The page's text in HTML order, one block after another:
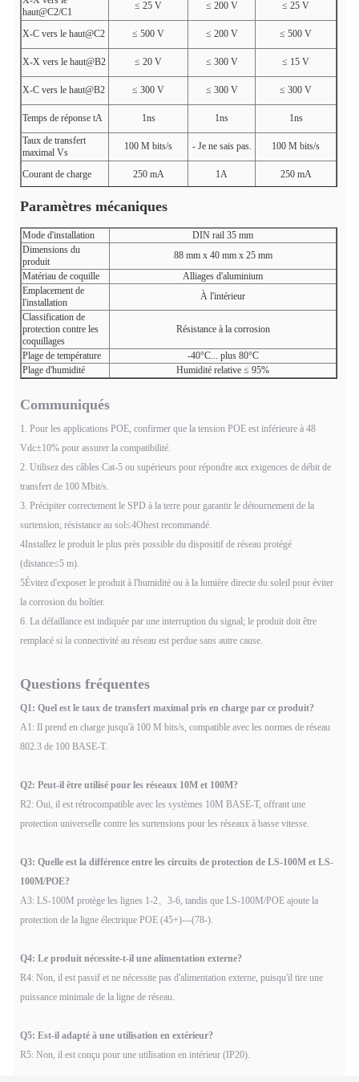
haut@C2/C1
≤ 25 V ≤ 200 V ≤ 25 V
X-C vers le haut@C2 ≤ 500 V ≤ 200 V ≤ 500 V
X-X vers le haut@B2 ≤ 20 V ≤ 300 V ≤ 15 V
X-C vers le haut@B2 ≤ 300 V ≤ 300 V ≤ 300 V
Temps de réponse tA 1ns 1ns
1ns
Taux de transfert
maximal Vs
100 M bits/s - Je ne sais pas. 100 M bits/s
Courant de charge 250 mA 1A 250 mA
Ligne de protection 1 à 2 à 3 à 6
défaillance
Signal interrompu
Paramètres mécaniques
Mode d'installation
DIN rail 35 mm
Dimensions du
produit
88 mm x 40 mm x 25 mm
Matériau de coquille
Alliages d'aluminium
Emplacement de
l'installation
À l'intérieur
Classification de
protection contre les
coquillages
Résistance à la corrosion
Plage de température
-40°C... plus 80°C
Plage d'humidité
Humidité relative ≤ 95%
Communiqués
1. Pour les applications POE, confirmer que la tension POE est inférieure à 48
Vdc±10% pour assurer la compatibilité.
2. Utilisez des câbles Cat-5 ou supérieurs pour répondre aux exigences de débit de
transfert de 100 Mbit/s.
3. Précipiter correctement le SPD à la terre pour garantir le détournement de la
surtension; résistance au sol≤4Ohest recommandé.
4Installez le produit le plus près possible du dispositif de réseau protégé
(distance≤5 m).
5Évitez d'exposer le produit à l'humidité ou à la lumière directe du soleil pour éviter
la corrosion du boîtier.
6. La défaillance est indiquée par une interruption du signal; le produit doit être
remplacé si la connectivité au réseau est perdue sans autre cause.
Questions fréquentes
Q1: Quel est le taux de transfert maximal pris en charge par ce produit?
A1: Il prend en charge jusqu'à 100 M bits/s, compatible avec les normes de réseau
802.3 de 100 BASE-T.
Q2: Peut-il être utilisé pour les réseaux 10M et 100M?
R2: Oui, il est rétrocompatible avec les systèmes 10M BASE-T, offrant une
protection universelle contre les surtensions pour les réseaux à basse vitesse.
Q3: Quelle est la différence entre les circuits de protection de LS-100M et LS-
100M/POE?
A3: LS-100M protège les lignes 1-2、 3-6, tandis que LS-100M/POE ajoute la
protection de la ligne électrique POE (45+)---(78-).
Q4: Le produit nécessite-t-il une alimentation externe?
R4: Non, il est passif et ne nécessite pas d'alimentation externe, puisqu'il tire une
puissance minimale de la ligne de réseau.
Q5: Est-il adapté à une utilisation en extérieur?
R5: Non, il est conçu pour une utilisation en intérieur (IP20).